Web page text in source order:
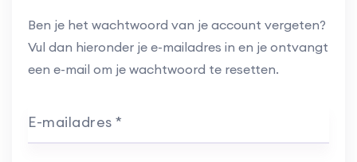
Ben je het wachtwoord van je account vergeten?
Vul dan hieronder je e-mailadres in en je ontvangt
een e-mail om je wachtwoord te resetten.
E-mailadres *